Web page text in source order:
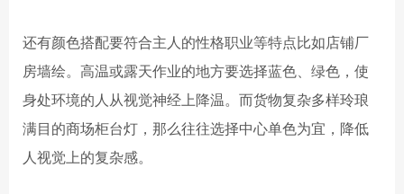
还有颜色搭配要符合主人的性格职业等特点比如店铺厂
房墙绘。高温或露天作业的地方要选择蓝色、绿色，使
身处环境的人从视觉神经上降温。而货物复杂多样玲琅
满目的商场柜台灯，那么往往选择中心单色为宜，降低
人视觉上的复杂感。